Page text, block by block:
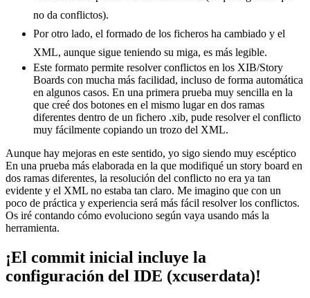
no da conflictos).
Por otro lado, el formado de los ficheros ha cambiado y el
XML, aunque sigue teniendo su miga, es más legible.
Este formato permite resolver conflictos en los XIB/Story
Boards con mucha más facilidad, incluso de forma automática
en algunos casos. En una primera prueba muy sencilla en la
que creé dos botones en el mismo lugar en dos ramas
diferentes dentro de un fichero .xib, pude resolver el conflicto
muy fácilmente copiando un trozo del XML.
Aunque hay mejoras en este sentido, yo sigo siendo muy escéptico
En una prueba más elaborada en la que modifiqué un story board en
dos ramas diferentes, la resolución del conflicto no era ya tan
evidente y el XML no estaba tan claro. Me imagino que con un
poco de práctica y experiencia será más fácil resolver los conflictos.
Os iré contando cómo evoluciono según vaya usando más la
herramienta.
¡El commit inicial incluye la
configuración del IDE (xcuserdata)!